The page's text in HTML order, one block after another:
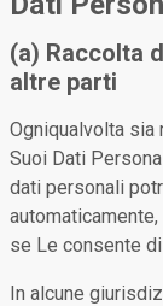
(a) Raccolta
altre parti
Ogniqualvolta sia
Suoi Dati
dati personali
se Le consente
In alcune